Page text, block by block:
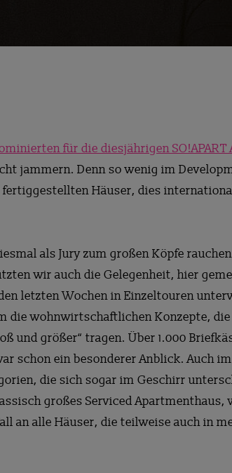
für die diesjährigen SO!APART
jammern. Denn so wenig im
Häuser, dies
als Jury zum großen Köpfe
wir auch die Gelegenheit, hier
letzten Wochen in Einzeltouren
die wohnwirtschaftlichen Konzepte,
und größer“ tragen. Über 1.000
schon ein besonderer Anblick. Auch
die sich sogar im Geschirr
großes Serviced Apartmenthaus,
an alle Häuser, die teilweise auch in